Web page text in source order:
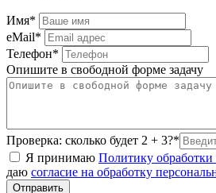
Имя*
eMail*
Телефон*
Опишите в свободной форме задачу
Проверка: сколько будет 2 + 3?*
Я принимаю Политику
даю согласие на обработку